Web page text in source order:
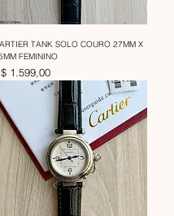
TANK SOLO COURO 27MM X
FEMININO
1.599,00